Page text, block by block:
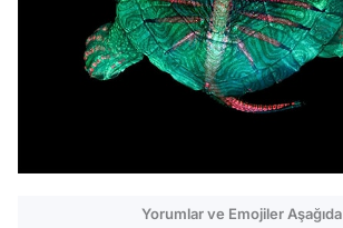
Yorumlar ve Emojiler Aşağıda